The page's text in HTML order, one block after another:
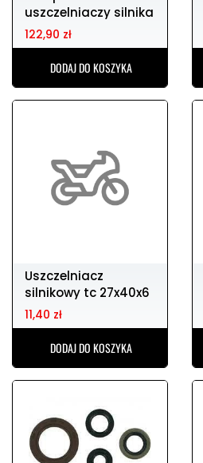
uszczelniaczy silnika
KTM hsq 125 / 150 16
122,90 zł
DODAJ DO KOSZYKA
Uszczelniacz
silnikowy tc 27x40x6
11,40 zł
DODAJ DO KOSZYKA